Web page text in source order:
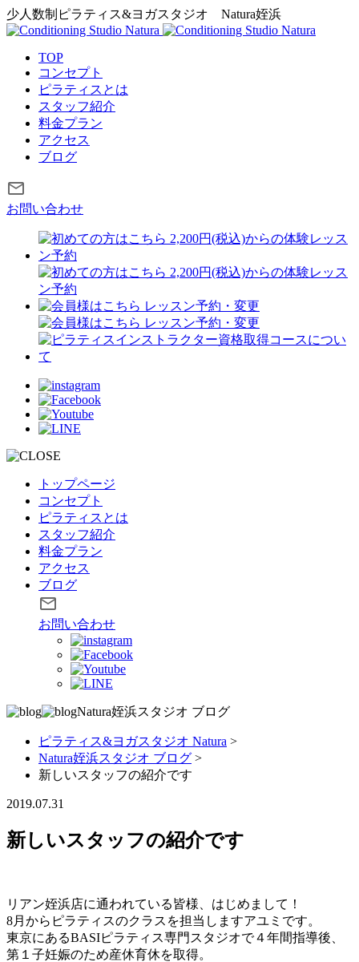
少人数制ピラティス&ヨガスタジオ Natura姪浜
TOP
コンセプト
ピラティスとは
スタッフ紹介
料金プラン
アクセス
ブログ
お問い合わせ
トップページ
コンセプト
ピラティスとは
スタッフ紹介
料金プラン
アクセス
ブログ
お問い合わせ
Natura姪浜スタジオ ブログ
ピラティス&ヨガスタジオ Natura >
Natura姪浜スタジオ ブログ >
新しいスタッフの紹介です
2019.07.31
新しいスタッフの紹介です
リアン姪浜店に通われている皆様、はじめまして！
8月からピラティスのクラスを担当しますアユミです。
東京にあるBASIピラティス専門スタジオで４年間指導後、
第１子妊娠のため産休育休を取得。